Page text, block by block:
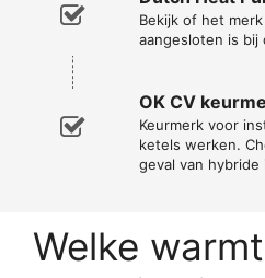
Bekijk of het
aangesloten is bij
OK CV
Keurmerk voor
ketels werken.
geval van hybride
Welke